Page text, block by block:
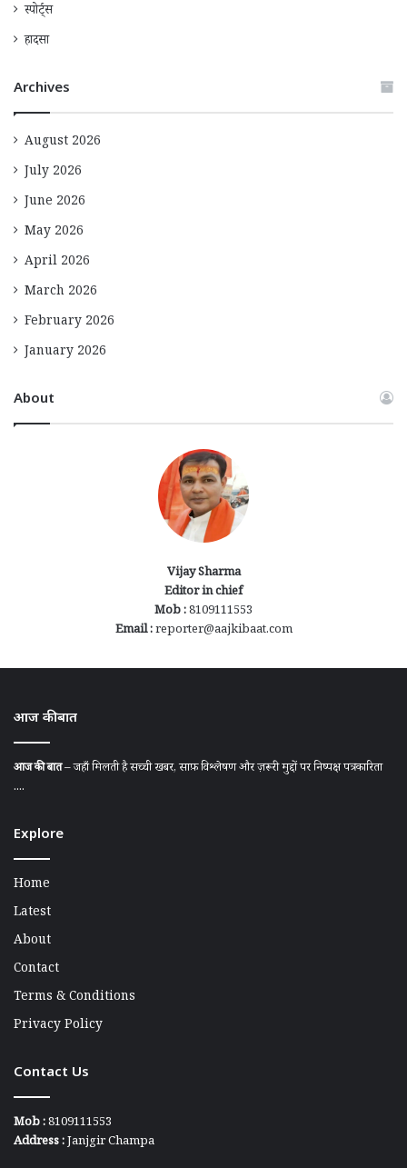
स्पोर्ट्स
हादसा
Archives
August 2026
July 2026
June 2026
May 2026
April 2026
March 2026
February 2026
January 2026
About
Vijay Sharma
Editor in chief
Mob :8109111553
Email :reporter@aajkibaat.com
आज की बात
आज की बात– जहाँ मिलती है सच्ची खबर, साफ़ विश्लेषण और ज़रूरी मुद्दों पर निष्पक्ष पत्रकारिता
....
Explore
Home
Latest
About
Contact
Terms & Conditions
Privacy Policy
Contact Us
Mob :8109111553
Address :Janjgir Champa